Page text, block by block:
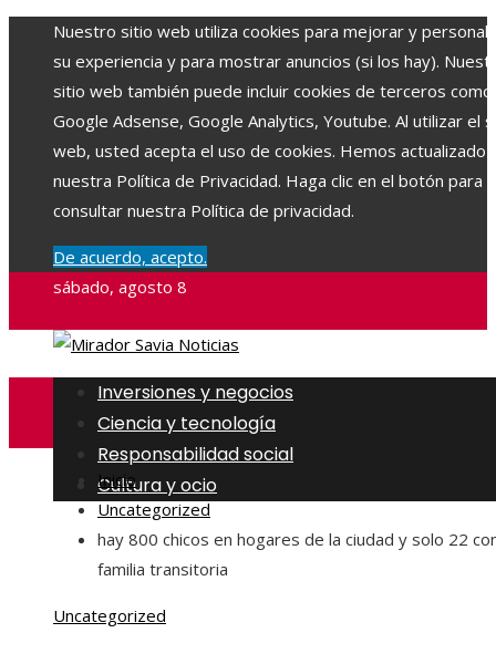
Nuestro sitio web utiliza cookies para mejorar y
su experiencia y para mostrar anuncios (si los hay).
sitio web también puede incluir cookies de terceros como
Google Adsense, Google Analytics, Youtube. Al utilizar el
web, usted acepta el uso de cookies. Hemos actualizado
nuestra Política de Privacidad. Haga clic en el botón para
consultar nuestra Política de privacidad.
De acuerdo, acepto.
sábado, agosto 8
Inversiones y negocios
Ciencia y tecnología
Responsabilidad social
Cultura y ocio
Inicio
Uncategorized
hay 800 chicos en hogares de la ciudad y solo 22
familia transitoria
Uncategorized